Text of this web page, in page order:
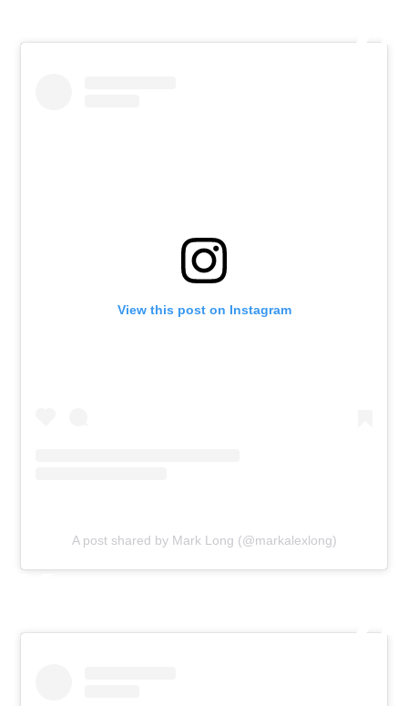
View this post on Instagram
A post shared by Mark Long (@markalexlong)